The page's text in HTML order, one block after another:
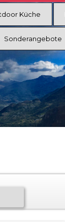
Küche
Sonderangebote